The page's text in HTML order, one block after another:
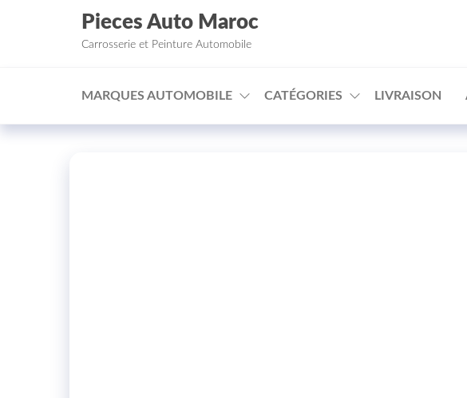
Aller au contenu
Pieces Auto Maroc
Carrosserie et Peinture Automobile
MARQUES AUTOMOBILE CATÉGORIES LIVRAISON